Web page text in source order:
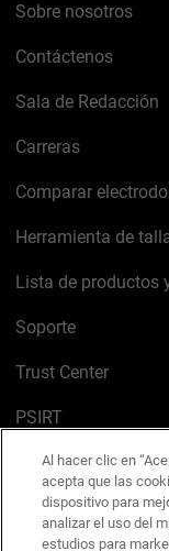
Sobre nosotros
Contáctenos
Sala de Redacción
Carreras
Comparar
Herramienta de
Lista de productos
Soporte
Trust Center
PSIRT
Política de cookies
Política de
Al hacer clic en
acepta que las
dispositivo para
analizar el uso del
estudios para